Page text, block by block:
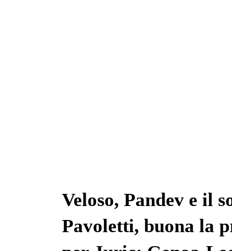
Veloso, Pandev e il
Pavoletti, buona la